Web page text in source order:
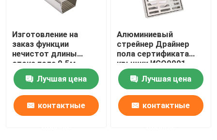
Изготовление на
заказ функции
нечистот длины
стока пола 0.5м
нержавеющей стали
принимаетЛучшая цена
контактные
Алюминиевый
стрейнер Драйнер
пола сертификата
крышки ИСО9001
стока пола квадрата
металлаЛучшая цена
контактные